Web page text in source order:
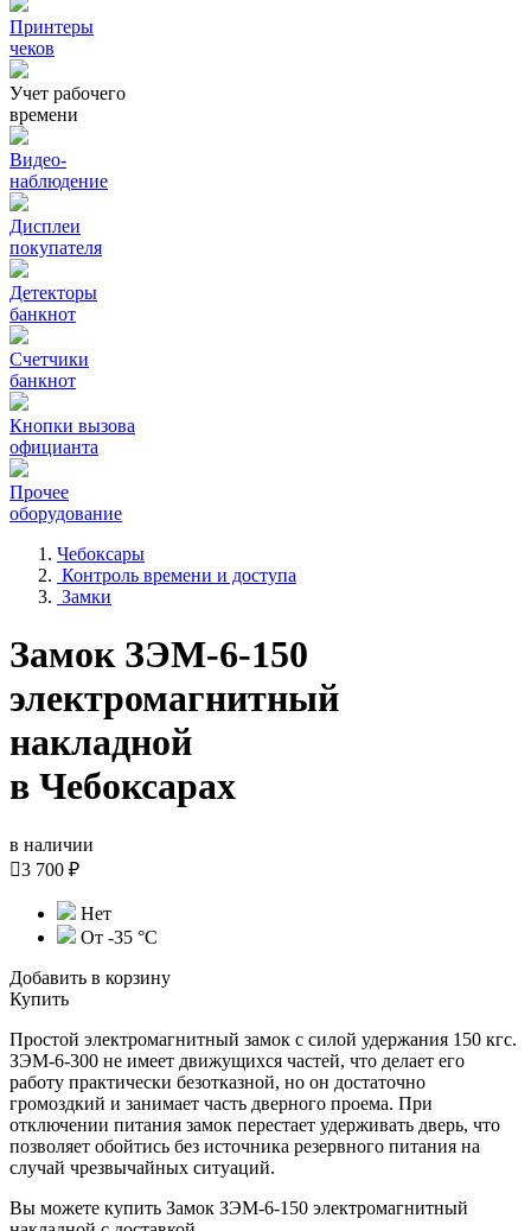
Принтеры
чеков
Учет рабочего
времени
Видео‑
наблюдение
Дисплеи
покупателя
Детекторы
банкнот
Счетчики
банкнот
Кнопки вызова
официанта
Прочее
оборудование
Чебоксары
Контроль времени и доступа
Замки
Замок ЗЭМ-6-150
электромагнитный
накладной
в Чебоксарах
в наличии
3 700 ₽
Нет
От -35 °С
Добавить в корзину
Купить
Простой электромагнитный замок с силой удержания 150 кгс.
ЗЭМ-6-300 не имеет движущихся частей, что делает его
работу практически безотказной, но он достаточно
громоздкий и занимает часть дверного проема. При
отключении питания замок перестает удерживать дверь, что
позволяет обойтись без источника резервного питания на
случай чрезвычайных ситуаций.
Вы можете купить Замок ЗЭМ-6-150 электромагнитный